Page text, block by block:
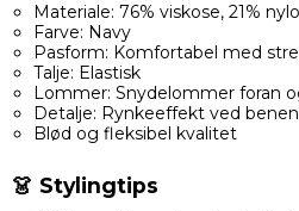
Materiale: 76% viskose, 21%
Farve: Navy
Pasform: Komfortabel med
Talje: Elastisk
Lommer: Snydelommer foran
Detalje: Rynkeeffekt ved
Blød og fleksibel kvalitet
👗 Stylingtips